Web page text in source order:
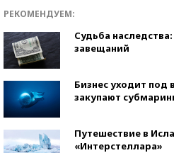
РЕКОМЕНДУЕМ:
Судьба
завещаний
Бизнес уходит под
закупают
Путешествие в
«Интерстеллара»